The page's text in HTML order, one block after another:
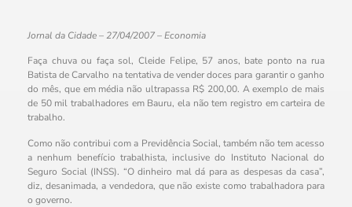
Jornal da Cidade – 27/04/2007 – Economia
Faça chuva ou faça sol, Cleide Felipe, 57 anos, bate ponto na rua
Batista de Carvalho na tentativa de vender doces para garantir o ganho
do mês, que em média não ultrapassa R$ 200,00. A exemplo de mais
de 50 mil trabalhadores em Bauru, ela não tem registro em carteira de
trabalho.
Como não contribui com a Previdência Social, também não tem acesso
a nenhum benefício trabalhista, inclusive do Instituto Nacional do
Seguro Social (INSS). “O dinheiro mal dá para as despesas da casa”,
diz, desanimada, a vendedora, que não existe como trabalhadora para
o governo.